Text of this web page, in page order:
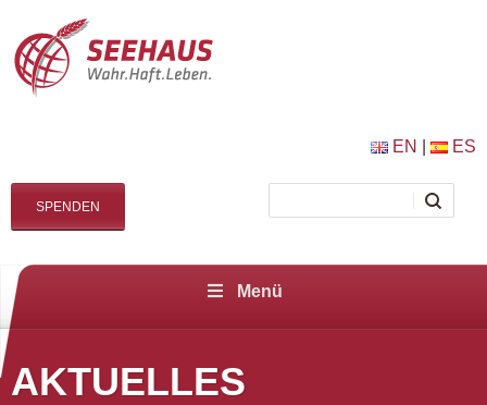
EN ES
SPENDEN
Menü
AKTUELLES